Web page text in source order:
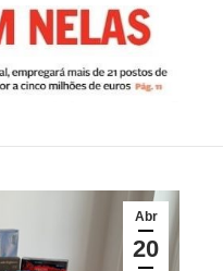
Abr
20